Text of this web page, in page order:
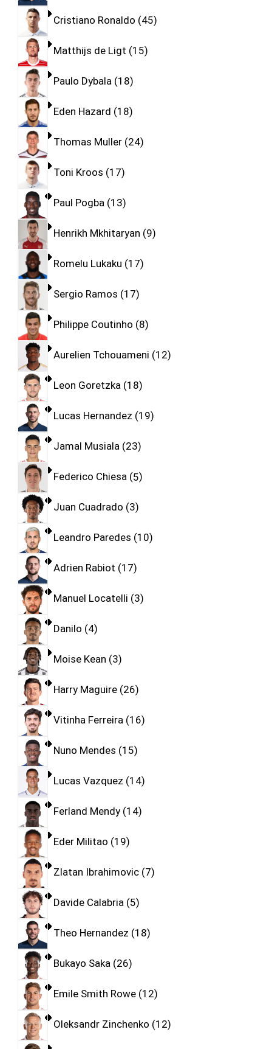
Cristiano Ronaldo 45
Matthijs de Ligt 15
Paulo Dybala 18
Eden Hazard 18
Thomas Muller 24
Toni Kroos 17
Paul Pogba 13
Henrikh Mkhitaryan 9
Romelu Lukaku 17
Sergio Ramos 17
Philippe Coutinho 8
Aurelien Tchouameni 12
Leon Goretzka 18
Lucas Hernandez 19
Jamal Musiala 23
Federico Chiesa 5
Juan Cuadrado 3
Leandro Paredes 10
Adrien Rabiot 17
Manuel Locatelli 3
Danilo 4
Moise Kean 3
Harry Maguire 26
Vitinha Ferreira 16
Nuno Mendes 15
Lucas Vazquez 14
Ferland Mendy 14
Eder Militao 19
Zlatan Ibrahimovic 7
Davide Calabria 5
Theo Hernandez 18
Bukayo Saka 26
Emile Smith Rowe 12
Oleksandr Zinchenko 12